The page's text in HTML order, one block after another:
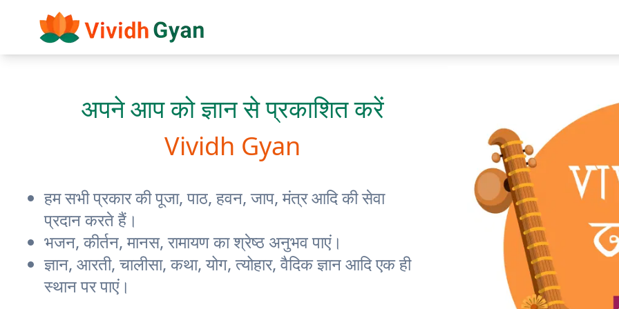
अपने आप को ज्ञान से प्रकाशित करें
Vividh Gyan
हम सभी प्रकार की पूजा, पाठ, हवन, जाप, मंत्र आदि की सेवा
प्रदान करते हैं।
भजन, कीर्तन, मानस, रामायण का श्रेष्ठ अनुभव पाएं।
ज्ञान, आरती, चालीसा, कथा, योग, त्योहार, वैदिक ज्ञान आदि एक ही
स्थान पर पाएं।